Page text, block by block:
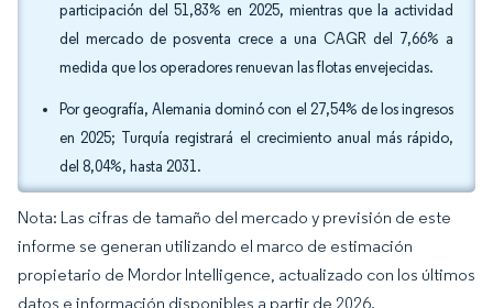
participación del 51,83% en 2025, mientras que la actividad
del mercado de posventa crece a una CAGR del 7,66% a
medida que los operadores renuevan las flotas envejecidas.
Por geografía, Alemania dominó con el 27,54% de los ingresos
en 2025; Turquía registrará el crecimiento anual más rápido,
del 8,04%, hasta 2031.
Nota: Las cifras de tamaño del mercado y previsión de este
informe se generan utilizando el marco de estimación
propietario de Mordor Intelligence, actualizado con los últimos
datos e información disponibles a partir de 2026.